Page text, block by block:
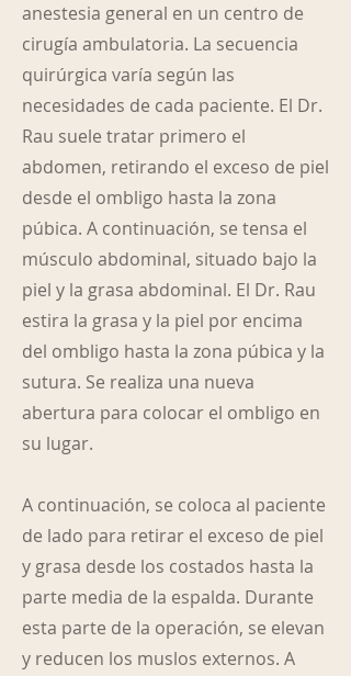
anestesia general en un centro de
cirugía ambulatoria. La secuencia
quirúrgica varía según las
necesidades de cada paciente. El Dr.
Rau suele tratar primero el
abdomen, retirando el exceso de piel
desde el ombligo hasta la zona
púbica. A continuación, se tensa el
músculo abdominal, situado bajo la
piel y la grasa abdominal. El Dr. Rau
estira la grasa y la piel por encima
del ombligo hasta la zona púbica y la
sutura. Se realiza una nueva
abertura para colocar el ombligo en
su lugar.
A continuación, se coloca al paciente
de lado para retirar el exceso de piel
y grasa desde los costados hasta la
parte media de la espalda. Durante
esta parte de la operación, se elevan
y reducen los muslos externos. A